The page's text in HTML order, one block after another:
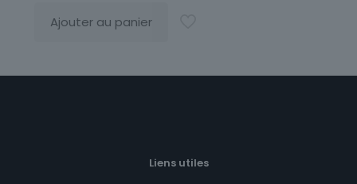
Ajouter au panier
Liens utiles